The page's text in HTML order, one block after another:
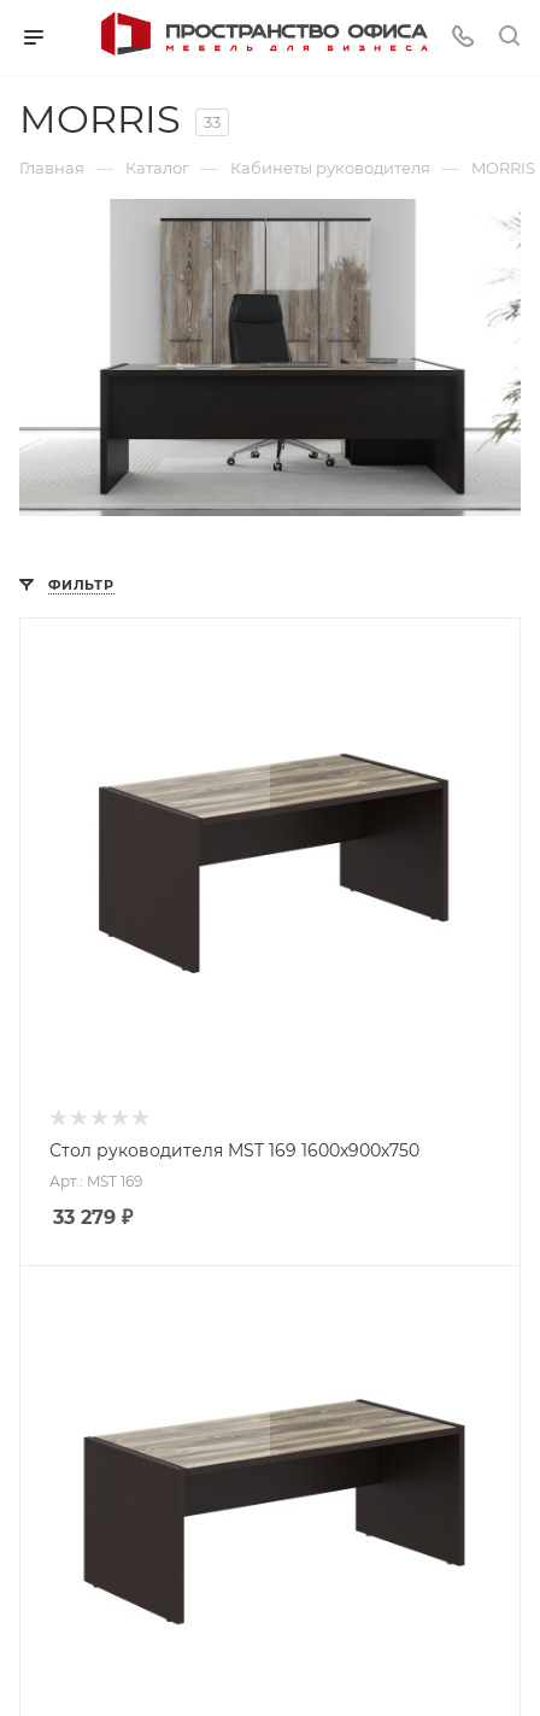
MORRIS 33
Главная — Каталог — Кабинеты руководителя — MORRIS
ФИЛЬТР
Стол руководителя MST 169 1600х900х750
Арт.: MST 169
33 279 ₽